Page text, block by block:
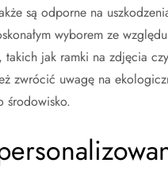
są odporne na
wyborem ze
jak ramki na zdjęcia
zwrócić uwagę na
środowisko.